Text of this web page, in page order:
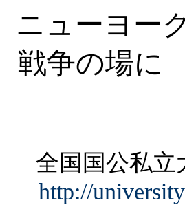
ニューヨー
戦争の場に
全国国公私
http://